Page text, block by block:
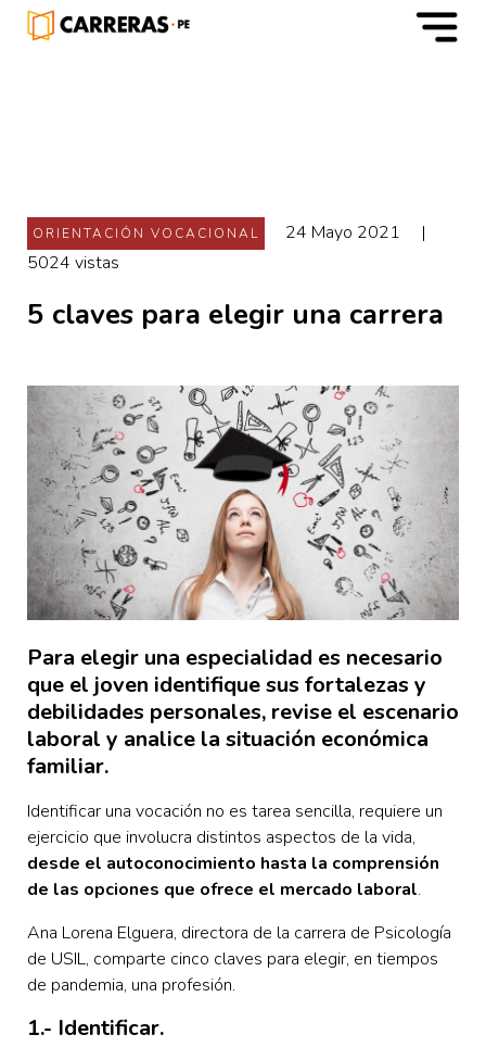
m
ORIENTACIÓN VOCACIONAL 24 Mayo 2021
|
5024 vistas
5 claves para elegir una carrera
Para elegir una especialidad es necesario
que el joven identifique sus fortalezas y
debilidades personales, revise el escenario
laboral y analice la situación económica
familiar.
Identificar una vocación no es tarea sencilla, requiere un
ejercicio que involucra distintos aspectos de la vida,
desde el autoconocimiento hasta la comprensión
de las opciones que ofrece el mercado laboral.
Ana Lorena Elguera, directora de la carrera de Psicología
de USIL, comparte cinco claves para elegir, en tiempos
de pandemia, una profesión.
1.- Identificar.